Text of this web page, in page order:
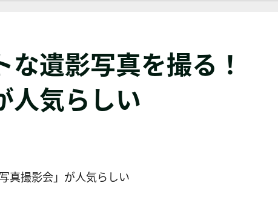
遺影写真を撮る！
人気らしい
真撮影会」が人気らしい